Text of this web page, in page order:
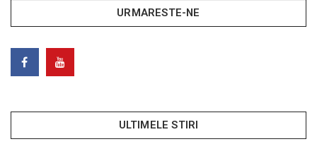
URMARESTE-NE
ULTIMELE STIRI